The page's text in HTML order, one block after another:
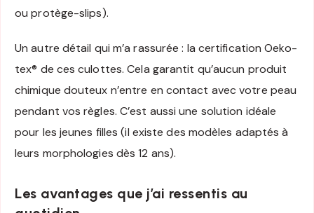
ou protège-slips).
Un autre détail qui m’a rassurée : la certification Oeko-
tex® de ces culottes. Cela garantit qu’aucun produit
chimique douteux n’entre en contact avec votre peau
pendant vos règles. C’est aussi une solution idéale
pour les jeunes filles (il existe des modèles adaptés à
leurs morphologies dès 12 ans).
Les avantages que j’ai ressentis au